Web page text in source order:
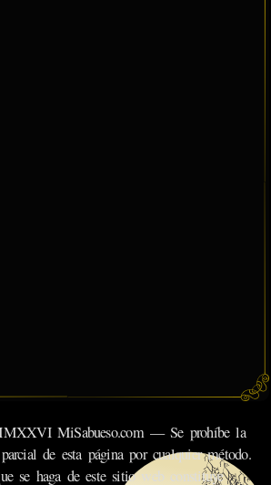
MiSabueso.com — Se prohíbe la
de esta página por cualquier método.
se haga de este sitio web constituye